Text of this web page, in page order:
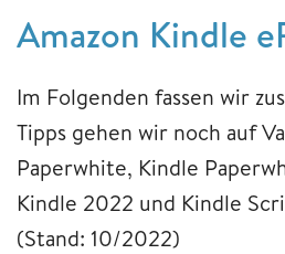
Amazon Kindle
Im Folgenden fassen wir
Tipps gehen wir noch auf
Paperwhite, Kindle
Kindle 2022 und Kindle
(Stand: 10/2022)